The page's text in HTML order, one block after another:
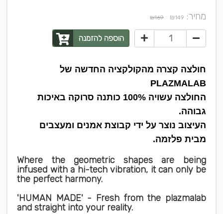
מחיר: ₪149
₪169
הוספה להזמנה
חולצה קצרה מהקולקציה החדשה של
PLAZMALAB
החולצה עשויה 100% כותנה סרוקה באיכות
גבוהה.
העיצוב נוצר על ידי קבוצת אמנים ומעצבים
מבית פלזמה.
Where the geometric shapes are being
infused with a hi-tech vibration, it can only be
the perfect harmony.
'HUMAN MADE' - Fresh from the plazmalab
and straight into your reality.